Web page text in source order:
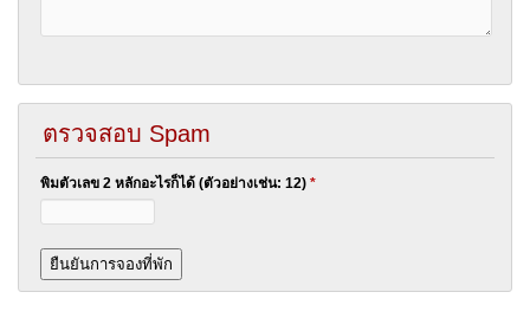
ตรวจสอบ Spam
พิมตัวเลข 2 หลักอะไรก็ได้ (ตัวอย่างเช่น: 12) *